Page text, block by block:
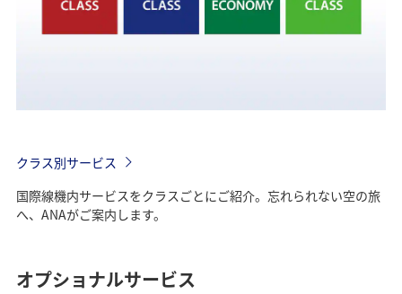
クラス別サービス
国際線機内サービスをクラスごとにご紹介。忘れられない空の旅
へ、ANAがご案内します。
オプショナルサービス